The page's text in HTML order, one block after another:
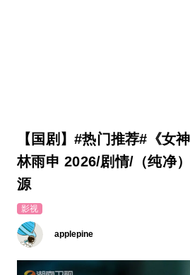
【国剧】#热门推荐#《女
林雨申 2026/剧情/（纯净
源
影视
applepine